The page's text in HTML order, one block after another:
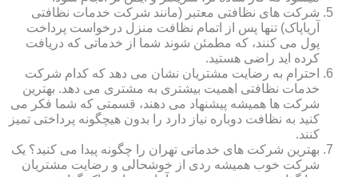
شرکت های نظافتی معتبر (مانند شرکت خدمات نظافتی
آریاپاک) تنها پس از اتمام نظافت منزل درخواست پرداخت
پول می کنند، که مطمئن شوند شما از خدماتی که دریافت
کرده اید راضی هستید.
احترام به رضایت مشتریان نشان می دهد که کدام شرکت
خدمات نظافتی اهمیت بیشتری به مشتری می دهد. بهترین
شرکت ها همیشه پیشنهاد می دهند، قسمتی که شما فکر می
کنید به نظافت دوباره نیاز دارد را بدون هیچگونه پرداختی تمیز
کنند.
بهترین شرکت های خدماتی تهران را چگونه پیدا می کنید؟ یک
شرکت خوب همیشه ردی از خوشحالی و رضایت مشتریان